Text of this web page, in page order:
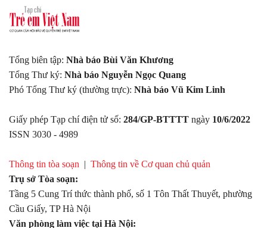
Tổng biên tập: Nhà báo Bùi Văn Khương
Tổng Thư ký: Nhà báo Nguyễn Ngọc Quang
Phó Tổng Thư ký (thường trực): Nhà báo Vũ Kim Linh
Giấy phép Tạp chí điện tử số: 284/GP-BTTTT ngày 10/6/2022
ISSN 3030 - 4989
Thông tin tòa soạn | Thông tin về Cơ quan chủ quản
Trụ sở Tòa soạn:
Tầng 5 Cung Trí thức thành phố, số 1 Tôn Thất Thuyết, phường
Cầu Giấy, TP Hà Nội
Văn phòng làm việc tại Hà Nội: